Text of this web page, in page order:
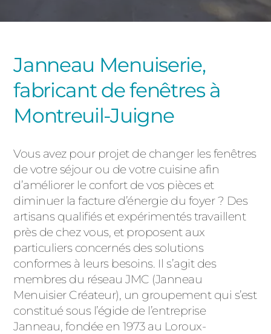
Janneau Menuiserie,
fabricant de fenêtres à
Montreuil-Juigne
Vous avez pour projet de changer les fenêtres
de votre séjour ou de votre cuisine afin
d’améliorer le confort de vos pièces et
diminuer la facture d’énergie du foyer ? Des
artisans qualifiés et expérimentés travaillent
près de chez vous, et proposent aux
particuliers concernés des solutions
conformes à leurs besoins. Il s’agit des
membres du réseau JMC (Janneau
Menuisier Créateur), un groupement qui s’est
constitué sous l’égide de l’entreprise
Janneau, fondée en 1973 au Loroux-
ALUMINIUM
ACIER
CARPORTS